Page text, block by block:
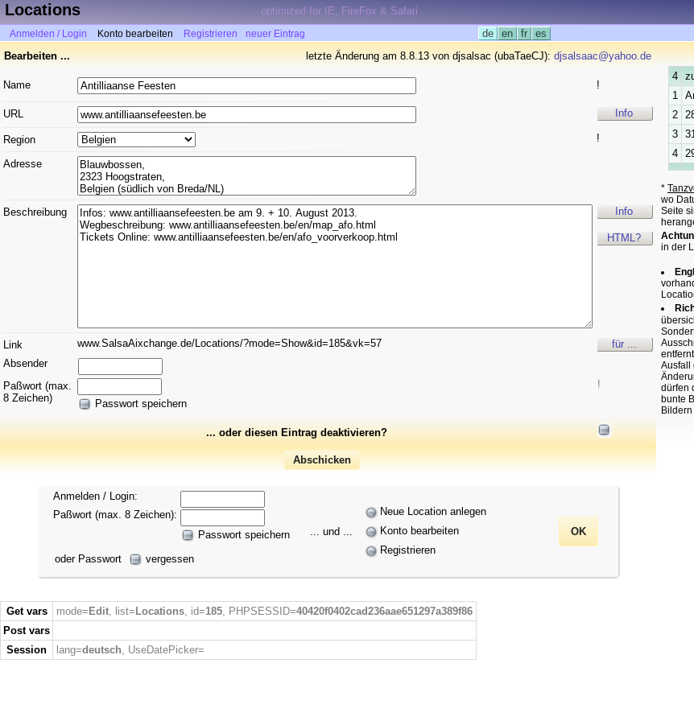
Locations optimized for IE, FireFox & Safari
Anmelden / Login Konto bearbeiten Registrieren neuer Eintrag de en fr es
Bearbeiten ... letzte Änderung am 8.8.13 von djsalsac (ubaTaeCJ): djsalsaac@yahoo.de
Name !
URL Info
Region !
Adresse
Beschreibung Info
HTML?
Link www.SalsaAixchange.de/Locations/?mode=Show&id=185&vk=57
für ...
Absender
Paßwort (max.
8 Zeichen)
Passwort speichern
!
... oder diesen Eintrag deaktivieren?
Anmelden / Login:
Paßwort (max. 8 Zeichen):
Passwort speichern
oder Passwort
vergessen
... und ...
Neue Location anlegen
Konto bearbeiten
Registrieren
4
1
2
3
4
*
wo
Seite
in der
Ausfall
dürfen
bunte
Get vars mode= Edit, list= Locations, id=185, PHPSESSID=40420f0402cad236aae651297a389f86
Post vars
Session
lang=deutsch, UseDatePicker=